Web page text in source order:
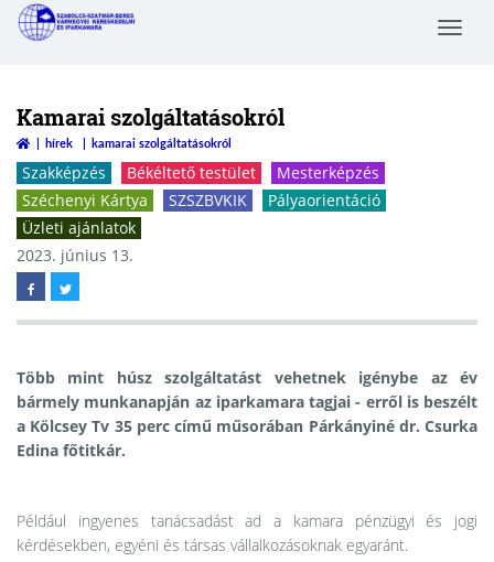
Toggle
Kamarai szolgáltatásokról
hírek kamarai szolgáltatásokról
Szakképzés Békéltető testület
Mesterképzés
Széchenyi Kártya
SZSZBVKIK
Pályaorientáció
Üzleti ajánlatok
2023. június 13.
Több mint húsz szolgáltatást vehetnek igénybe az év
bármely munkanapján az iparkamara tagjai - erről is beszélt
a Kölcsey Tv 35 perc című műsorában Párkányiné dr. Csurka
Edina főtitkár.
Például ingyenes tanácsadást ad a kamara pénzügyi és jogi
kérdésekben, egyéni és társas vállalkozásoknak egyaránt.